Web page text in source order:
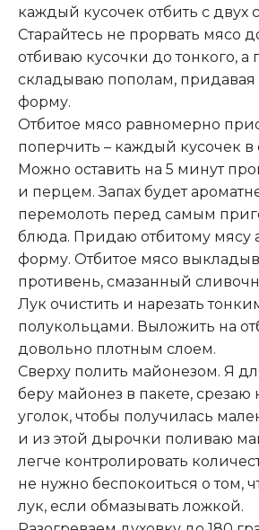
каждый кусочек отбить с двух
Старайтесь не прорвать мясо
отбиваю кусочки до тонкого, а
складываю пополам,
форму.
Отбитое мясо равномерно
поперчить – каждый кусочек в
Можно оставить на 5 минут
и перцем. Запах будет
перемолоть перед самым
блюда. Придаю отбитому мясу
форму. Отбитое мясо
противень, смазанный
Лук очистить и нарезать
полукольцами. Выложить на
довольно плотным слоем.
Сверху полить майонезом. Я
беру майонез в пакете,
уголок, чтобы получилась
и из этой дырочки поливаю
легче контролировать
не нужно беспокоиться о том,
лук, если обмазывать ложкой.